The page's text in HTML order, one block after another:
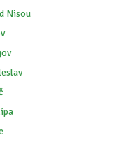
Nisou